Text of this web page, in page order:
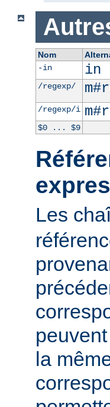
Nom
-in
in
/regexp/
/regexp/i
$0 ... $9
Les
la